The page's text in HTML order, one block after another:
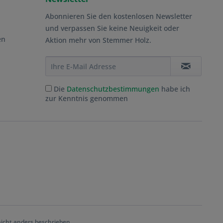
Abonnieren Sie den kostenlosen Newsletter
und verpassen Sie keine Neuigkeit oder
Aktion mehr von Stemmer Holz.
Die Datenschutzbestimmungen habe ich
zur Kenntnis genommen